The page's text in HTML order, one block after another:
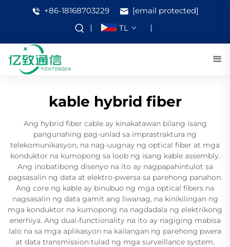
+86-18168703229
[email protected]
TL
kable hybrid fiber
Ang hybrid fiber cable ay kinakatawan bilang isang
pangunahing pag-unlad sa imprastraktura ng
telekomunikasyon, na nag-uugnay ng optical fiber at mga
konduktor na kumopong sa loob ng isang kable assembly.
Ang inobatibong disenyo na ito ay nagpapahintulot sa
pagsasalin ng data at elektro-pwersa sa parehong panahon.
Ang core ng kable ay binubuo ng mga optical fibers na
nagsasalin ng data gamit ang liwanag, na kinikilingan ng
mga konduktor na kumopong na nagdadala ng elektrikong
enerhiya. Ang dual-functionality na ito ay nagiging mabisa
lalo na sa mga aplikasyon na kailangan ng parehong pwera
at data transmission tulad ng mga surveillance system,